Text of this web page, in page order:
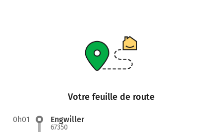
Votre feuille de route
0h01 Engwiller
67350